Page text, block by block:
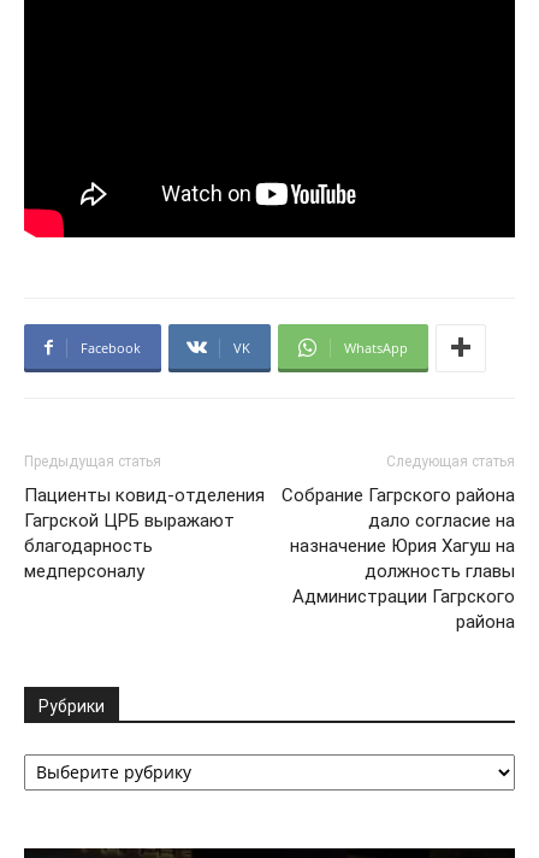
Facebook VK WhatsApp
Предыдущая статья
Пациенты ковид-отделения
Гагрской ЦРБ выражают
благодарность
медперсоналу
Следующая статья
Собрание Гагрского района
дало согласие на
назначение Юрия Хагуш на
должность главы
Администрации Гагрского
района
Рубрики
Рубрики